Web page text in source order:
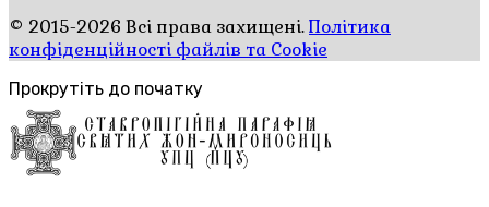
© 2015-2026 Всі права захищені.Політика
конфіденційності файлів та Cookie
Прокрутіть до початку